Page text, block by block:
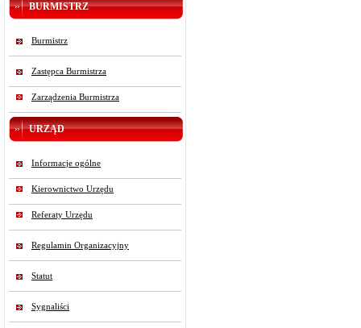
BURMISTRZ
Burmistrz
Zastępca Burmistrza
Zarządzenia Burmistrza
URZĄD
Informacje ogólne
Kierownictwo Urzędu
Referaty Urzędu
Regulamin Organizacyjny
Statut
Sygnaliści